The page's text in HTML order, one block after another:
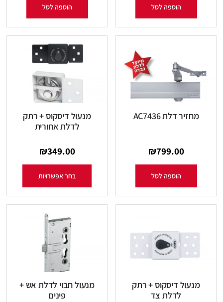
הוספה לסל הוספה לסל
מחזיר דלת AC7436
₪799.00
הוספה לסל
מנעול דיסקוס + רתק
לדלת אחורית
₪349.00
בחר אפשרויות
מנעול דיסקוס + רתק
לדלת צד
מנעול חבוי לדלת אש +
פינים